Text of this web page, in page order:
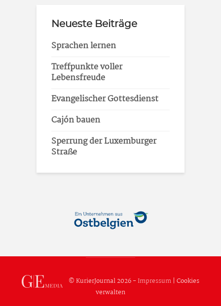
Neueste Beiträge
Sprachen lernen
Treffpunkte voller
Lebensfreude
Evangelischer Gottesdienst
Cajón bauen
Sperrung der Luxemburger
Straße
© KurierJournal 2026 -Impressum| Cookies
verwalten